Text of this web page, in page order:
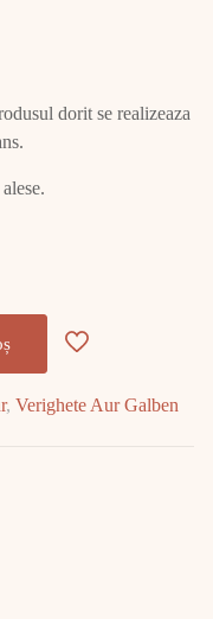
dorit se realizeaza
, Verighete Aur Galben